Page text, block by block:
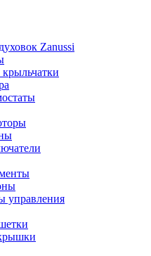
Zanussi
управления